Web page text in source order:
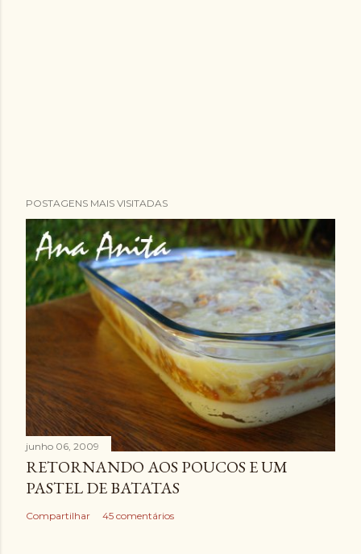
POSTAGENS MAIS VISITADAS
junho 06, 2009
RETORNANDO AOS POUCOS E UM
PASTEL DE BATATAS
Compartilhar 45 comentários